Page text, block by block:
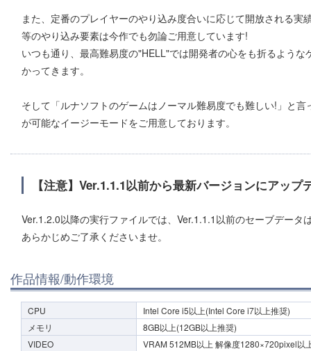
また、定番のプレイヤーのやり込み度合いに応じて開放される
等のやり込み要素は今作でも勿論ご用意しています!
いつも通り、最高難易度の"HELL"では開発者の心をも折るよう
かってきます。
そして「ルナソフトのゲームはノーマル難易度でも難しい!」と
が可能なイージーモードをご用意しております。
【注意】Ver.1.1.1以前から最新バージョンにアップ
Ver.1.2.0以降の実行ファイルでは、Ver.1.1.1以前のセーブデータ
あらかじめご了承くださいませ。
作品情報/動作環境
CPU
Intel Core i5以上(Intel Core i7以上推奨)
メモリ
8GB以上(12GB以上推奨)
VIDEO
VRAM 512MB以上 解像度1280×720pixel以